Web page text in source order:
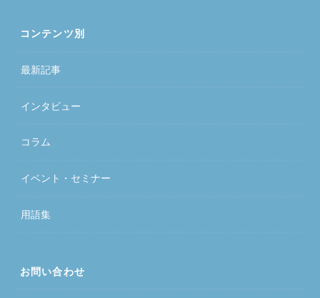
コンテンツ別
最新記事
インタビュー
コラム
イベント・セミナー
用語集
お問い合わせ